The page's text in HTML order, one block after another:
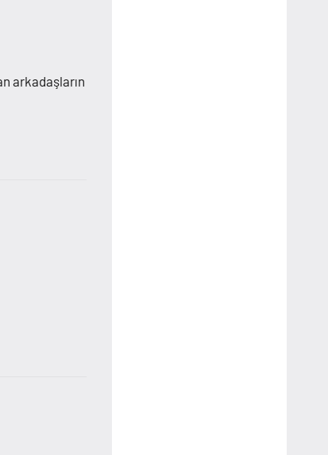
arkadaşların